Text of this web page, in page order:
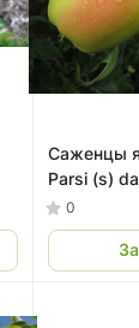
Саженцы
Parsi (s)
0